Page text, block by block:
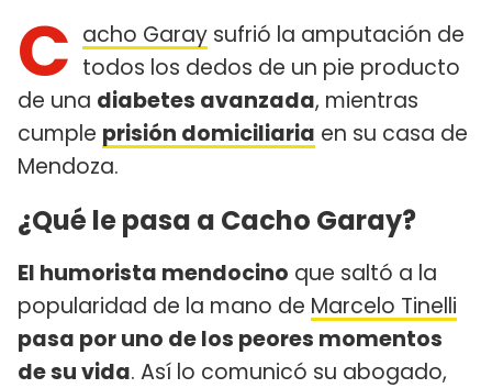
C acho Garay sufrió la amputación de
todos los dedos de un pie producto
de una diabetes avanzada, mientras
cumple prisión domiciliaria en su casa de
Mendoza.
¿Qué le pasa a Cacho Garay?
El humorista mendocino que saltó a la
popularidad de la mano de Marcelo Tinelli
pasa por uno de los peores momentos
de su vida. Así lo comunicó su abogado,